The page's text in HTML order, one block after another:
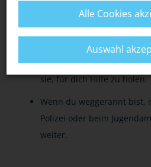
Nutze Situationen, in
Hilfe zu holen: einkaufen
gehen, zum Arzt gehen.
Lasse andere wissen, wie
sie, für dich Hilfe zu holen.
Wenn du weggerannt bist,
Polizei oder beim
weiter.
Alle Cookies
Auswahl